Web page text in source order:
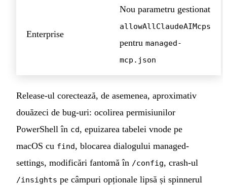
Enterprise
Nou parametru gestionat
allowAllClaudeAIMcps
pentru managed-
mcp.json
Release-ul corectează, de asemenea, aproximativ
douăzeci de bug-uri: ocolirea permisiunilor
PowerShell în cd, epuizarea tabelei vnode pe
macOS cu find, blocarea dialogului managed-
settings, modificări fantomă în /config, crash-ul
/insights pe câmpuri opționale lipsă și spinnerul